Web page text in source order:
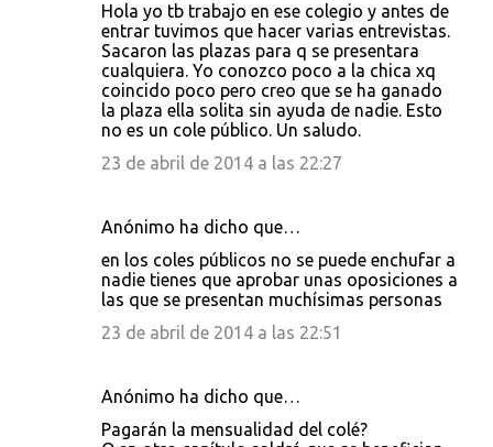
Hola yo tb trabajo en ese colegio y antes de
entrar tuvimos que hacer varias entrevistas.
Sacaron las plazas para q se presentara
cualquiera. Yo conozco poco a la chica xq
coincido poco pero creo que se ha ganado
la plaza ella solita sin ayuda de nadie. Esto
no es un cole público. Un saludo.
23 de abril de 2014 a las 22:27
Anónimo ha dicho que…
en los coles públicos no se puede enchufar a
nadie tienes que aprobar unas oposiciones a
las que se presentan muchísimas personas
23 de abril de 2014 a las 22:51
Anónimo ha dicho que…
Pagarán la mensualidad del colé?